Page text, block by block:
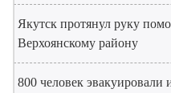
Якутск протянул руку
Верхоянскому району
800 человек эвакуировали